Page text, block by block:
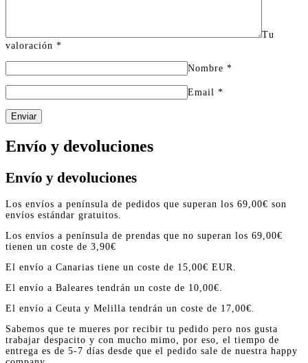
Tu
valoración *
Nombre *
Email *
Enviar
Envío y devoluciones
Envío y devoluciones
Los envíos a península de pedidos que superan los 69,00€ son
envíos estándar gratuitos.
Los envíos a península de prendas que no superan los 69,00€
tienen un coste de 3,90€
El envío a Canarias tiene un coste de 15,00€ EUR.
El envío a Baleares tendrán un coste de 10,00€.
El envío a Ceuta y Melilla tendrán un coste de 17,00€.
Sabemos que te mueres por recibir tu pedido pero nos gusta
trabajar despacito y con mucho mimo, por eso, el tiempo de
entrega es de 5-7 días desde que el pedido sale de nuestra happy